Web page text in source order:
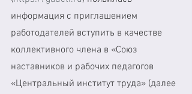
информация с приглашением
работодателей вступить в качестве
коллективного члена в «Союз
наставников и рабочих педагогов
«Центральный институт труда» (далее